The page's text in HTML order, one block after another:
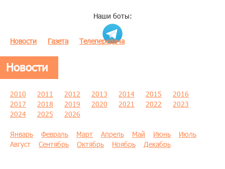
Наши боты:
Новости Газета Телепередача
Новости
2010 2011 2012 2013 2014 2015
2016
2017
2018 2019 2020 2021 2022
2023
2024
2025 2026
Январь Февраль Март Апрель Май Июнь
Июль
Август
Сентябрь Октябрь Ноябрь Декабрь